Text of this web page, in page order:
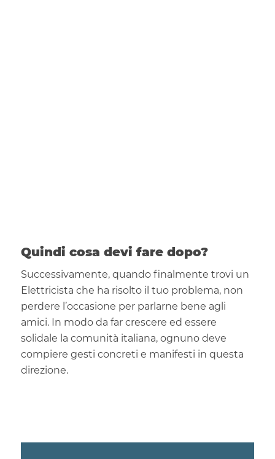
Quindi cosa devi fare dopo?
Successivamente, quando finalmente trovi un
Elettricista che ha risolto il tuo problema, non
perdere l’occasione per parlarne bene agli
amici. In modo da far crescere ed essere
solidale la comunità italiana, ognuno deve
compiere gesti concreti e manifesti in questa
direzione.